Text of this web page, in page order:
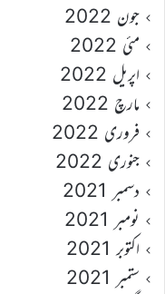
جون 2022
مئی 2022
اپریل 2022
مارچ 2022
فروری 2022
جنوری 2022
دسمبر 2021
نومبر 2021
اکتوبر 2021
ستمبر 2021